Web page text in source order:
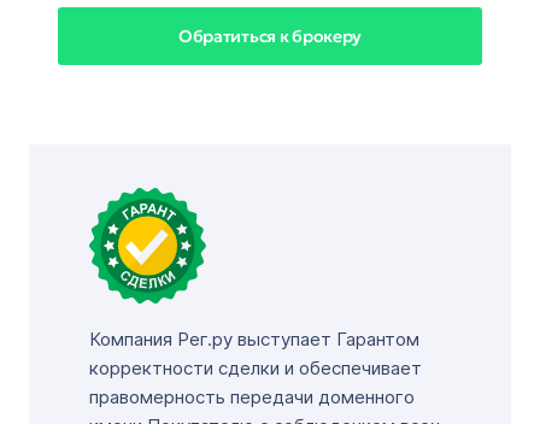
Обратиться к брокеру
Компания Рег.ру выступает Гарантом
корректности сделки и обеспечивает
правомерность передачи доменного